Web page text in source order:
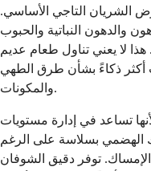
الشريان التاجي الأساسي.
والدهون النباتية والحبوب
هذا لا يعني تناول طعام عديم
أكثر ذكاءً بشأن طرق الطهي
والمكونات.
تساعد في إدارة مستويات
الهضمي بسلاسة على الرغم
توفر دقيق الشوفان